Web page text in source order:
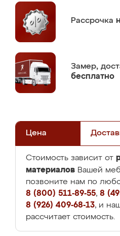
Рассрочка
Замер,
бесплатно
Цена
Стоимость зависит от
материалов Вашей
позвоните нам по
8 (800) 511-89-55, 8
8 (926) 409-68-13, и
рассчитает стоимость.